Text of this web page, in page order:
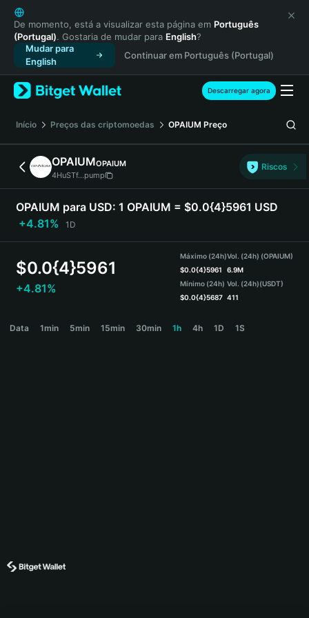
English
日本語
Tiếng Việt
Русский
Español (Latinoamérica)
Türkçe
Français
Deutsch
简体中文
繁體中文
Português (Portugal)
Bahasa Indonesia
ภาษาไทย
हिन्दी
Español
Português (Brasil)
De momento, está a visualizar esta página em Português
(Portugal). Gostaria de mudar para English?
Mudar para
English
Continuar em Português (Portugal)
Descarregar agora
Início Preços das criptomoedas OPAIUM Preço
OPAIUMOPAIUM
4HuSTf...pump
Riscos
OPAIUM para USD: 1 OPAIUM = $0.0{4}5961 USD
+4.81%
1D
$0.0{4}5961
+4.81%
Máximo (24h)
$0.0{4}5961
Mínimo (24h)
$0.0{4}5687
Vol. (24h) (OPAIUM)
6.9M
Vol. (24h)(USDT)
411
Data 1min 5min 15min 30min 1h 4h 1D 1S